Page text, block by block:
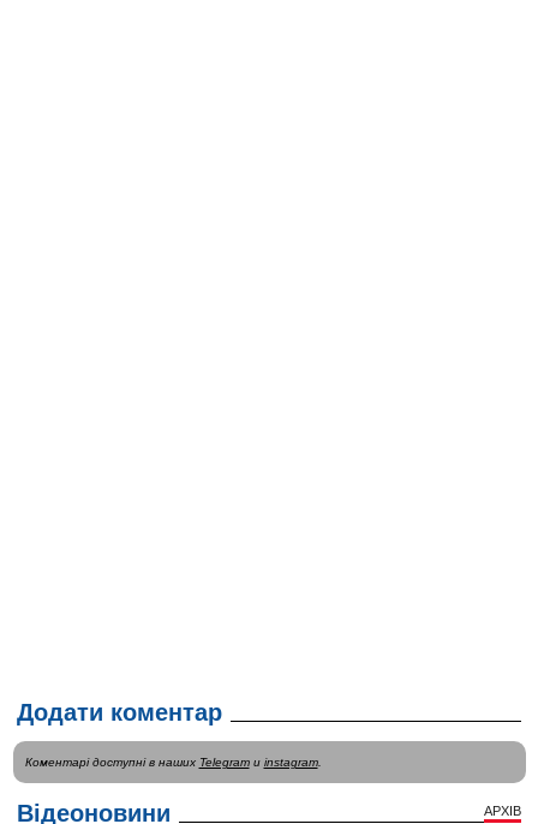
Додати коментар
Коментарі доступні в наших Telegramи instagram.
Відеоновини АРХІВ